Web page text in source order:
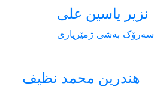
نزیر یاسین علی
سەرۆک بەشی ژمێریاری
هندرین محمد نظيف